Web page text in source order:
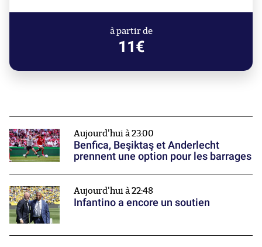
à partir de
11€
Aujourd'hui à 23:00
Benfica, Beşiktaş et Anderlecht
prennent une option pour les barrages
Aujourd'hui à 22:48
Infantino a encore un soutien